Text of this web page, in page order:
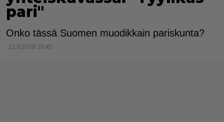
pari"
Onko tässä Suomen muodikkain pariskunta?
23.9.2019 20:45